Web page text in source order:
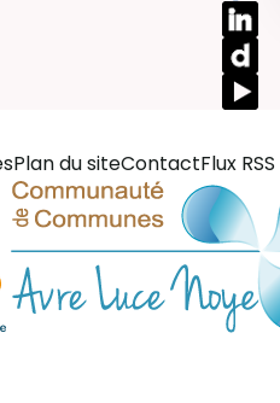
Plan du siteContactFlux RSS